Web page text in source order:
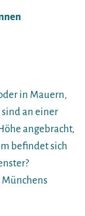
in Mauern,
an einer
angebracht,
befindet sich